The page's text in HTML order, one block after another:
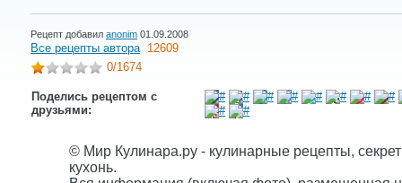
Рецепт добавил anonim 01.09.2008
Все рецепты автора 12609
0/1674
Поделись рецептом с
друзьями:
© Мир Кулинара.ру - кулинарные рецепты,
кухонь.